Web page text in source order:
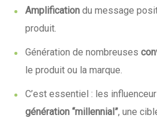
Amplification du message
produit.
Génération de nombreuses
le produit ou la marque.
C’est essentiel : les
génération “millennial”, une